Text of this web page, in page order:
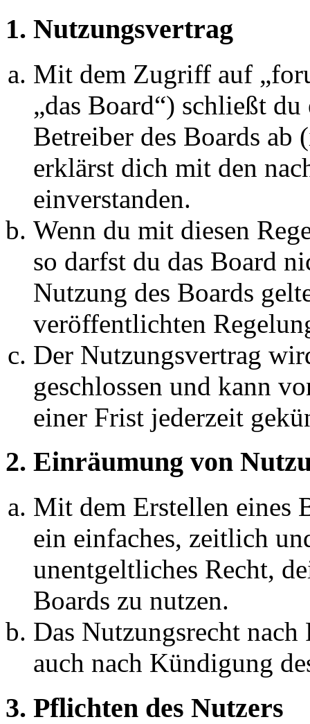
1. Nutzungsvertrag
Mit dem Zugriff auf
„das Board“) schließt
Betreiber des Boards ab
erklärst dich mit den
einverstanden.
Wenn du mit diesen
so darfst du das Board
Nutzung des Boards
veröffentlichten
Der Nutzungsvertrag
geschlossen und kann
einer Frist jederzeit
2. Einräumung von
Mit dem Erstellen eines
ein einfaches, zeitlich
unentgeltliches Recht,
Boards zu nutzen.
Das Nutzungsrecht
auch nach Kündigung
3. Pflichten des Nutzers